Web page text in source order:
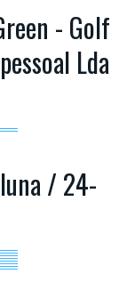
- Golf
Lda
/ 24-